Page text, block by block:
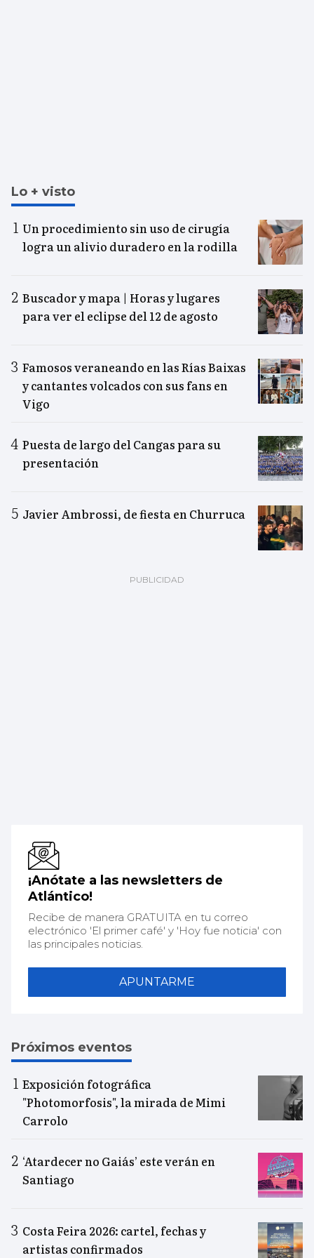
Lo + visto
Un procedimiento sin uso de cirugía
logra un alivio duradero en la rodilla
Buscador y mapa | Horas y lugares
para ver el eclipse del 12 de agosto
Famosos veraneando en las Rías Baixas
y cantantes volcados con sus fans en
Vigo
Puesta de largo del Cangas para su
presentación
Javier Ambrossi, de fiesta en Churruca
¡Anótate a las newsletters de
Atlántico!
Recibe de manera GRATUITA en tu correo
electrónico 'El primer café' y 'Hoy fue noticia' con
las principales noticias.
APUNTARME
Próximos eventos
Exposición fotográfica
"Photomorfosis", la mirada de Mimi
Carrolo
‘Atardecer no Gaiás’ este verán en
Santiago
Costa Feira 2026: cartel, fechas y
artistas confirmados